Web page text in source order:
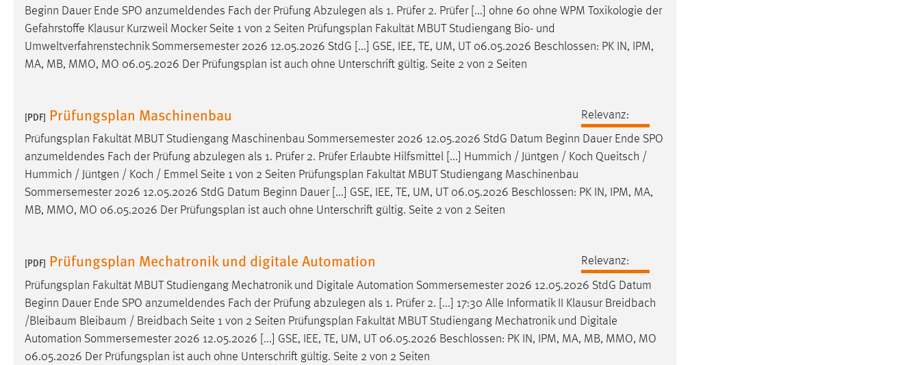
Beginn Dauer Ende SPO anzumeldendes Fach der Prüfung Abzulegen als 1. Prüfer 2. Prüfer [...] ohne 60 ohne WPM Toxikologie der
Gefahrstoffe Klausur Kurzweil Mocker Seite 1 von 2 Seiten Prüfungsplan Fakultät MBUT Studiengang Bio- und
Umweltverfahrenstechnik Sommersemester 2026 12.05.2026 StdG [...] GSE, IEE, TE, UM, UT 06.05.2026 Beschlossen: PK IN, IPM,
MA, MB, MMO, MO 06.05.2026 Der Prüfungsplan ist auch ohne Unterschrift gültig. Seite 2 von 2 Seiten
[PDF] Prüfungsplan Maschinenbau
Relevanz:
Prüfungsplan Fakultät MBUT Studiengang Maschinenbau Sommersemester 2026 12.05.2026 StdG Datum Beginn Dauer Ende SPO
anzumeldendes Fach der Prüfung abzulegen als 1. Prüfer 2. Prüfer Erlaubte Hilfsmittel [...] Hummich / Jüntgen / Koch Queitsch /
Hummich / Jüntgen / Koch / Emmel Seite 1 von 2 Seiten Prüfungsplan Fakultät MBUT Studiengang Maschinenbau
Sommersemester 2026 12.05.2026 StdG Datum Beginn Dauer [...] GSE, IEE, TE, UM, UT 06.05.2026 Beschlossen: PK IN, IPM, MA,
MB, MMO, MO 06.05.2026 Der Prüfungsplan ist auch ohne Unterschrift gültig. Seite 2 von 2 Seiten
[PDF] Prüfungsplan Mechatronik und digitale Automation
Relevanz:
Prüfungsplan Fakultät MBUT Studiengang Mechatronik und Digitale Automation Sommersemester 2026 12.05.2026 StdG Datum
Beginn Dauer Ende SPO anzumeldendes Fach der Prüfung abzulegen als 1. Prüfer 2. [...] 17:30 Alle Informatik II Klausur Breidbach
/Bleibaum Bleibaum / Breidbach Seite 1 von 2 Seiten Prüfungsplan Fakultät MBUT Studiengang Mechatronik und Digitale
Automation Sommersemester 2026 12.05.2026 [...] GSE, IEE, TE, UM, UT 06.05.2026 Beschlossen: PK IN, IPM, MA, MB, MMO, MO
06.05.2026 Der Prüfungsplan ist auch ohne Unterschrift gültig. Seite 2 von 2 Seiten
STATISTIK
Statistik Cookies erfassen Informationen anonym.
Diese Informationen helfen uns zu verstehen, wie
unsere Besucher unsere Website nutzen.
Zweck: Zugriffsstatistik
Cookie Laufzeit: Max. 13 Monate
Marketing Cookies werden von Drittanbietern
verwendet, um personalisierte Werbung anzuzeigen.
Sie tun dies, indem sie Besucher über Websites
hinweg verfolgen.
Google Ads